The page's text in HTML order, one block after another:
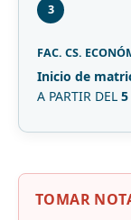
3
FAC. CS.
Inicio de
A PARTIR DEL 5
TOMAR